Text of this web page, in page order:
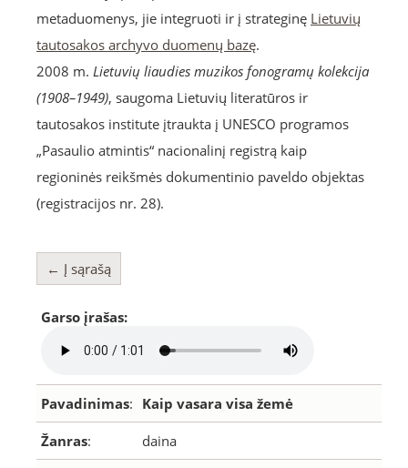
metaduomenys, jie integruoti ir į strateginę Lietuvių
tautosakos archyvo duomenų bazę.
2008 m. Lietuvių liaudies muzikos fonogramų kolekcija
(1908–1949), saugoma Lietuvių literatūros ir
tautosakos institute įtraukta į UNESCO programos
„Pasaulio atmintis“ nacionalinį registrą kaip
regioninės reikšmės dokumentinio paveldo objektas
(registracijos nr. 28).
← Į sąrašą
Garso įrašas:
Pavadinimas: Kaip vasara visa žemė
Žanras: daina